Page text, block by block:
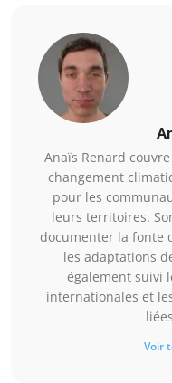
Anaïs Renard
changement
pour les
leurs territoires.
documenter la fonte
les adaptations
également suivi
internationales et
Voir